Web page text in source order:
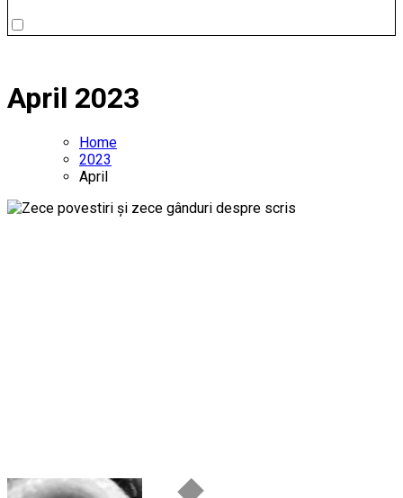
April 2023
Home
2023
April